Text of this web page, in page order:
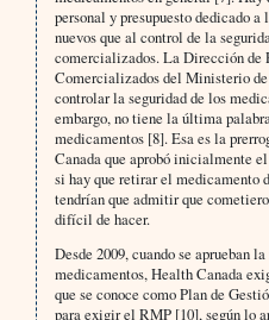
personal y presupuesto dedicado
nuevos que al control de la
comercializados. La Dirección de
Comercializados del Ministerio de
controlar la seguridad de los
embargo, no tiene la última
medicamentos [8]. Esa es la
Canada que aprobó inicialmente
si hay que retirar el medicamento
tendrían que admitir que
difícil de hacer.
Desde 2009, cuando se aprueban
medicamentos, Health Canada
que se conoce como Plan de
para exigir el RMP [10], según lo